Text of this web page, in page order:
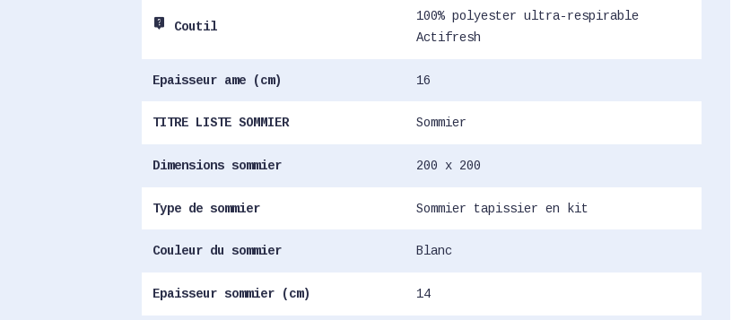
live_help Coutil
100% polyester ultra-respirable
Actifresh
Epaisseur ame (cm) 16
TITRE LISTE SOMMIER Sommier
Dimensions sommier 200 x 200
Type de sommier Sommier tapissier en kit
Couleur du sommier Blanc
Epaisseur sommier (cm) 14